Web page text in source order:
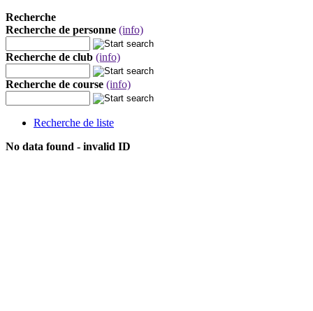
Recherche
Recherche de personne (info)
Recherche de club (info)
Recherche de course (info)
Recherche de liste
No data found - invalid ID